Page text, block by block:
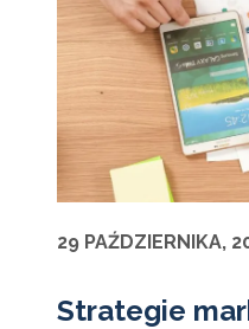
29 PAŹDZIERNIKA,
Strategie